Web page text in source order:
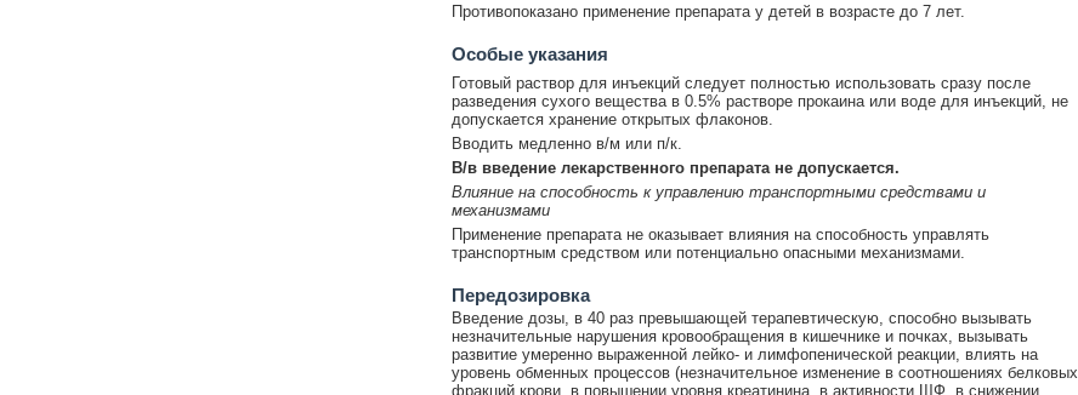
Противопоказано применение препарата у детей в возрасте до 7 лет.
Особые указания
Готовый раствор для инъекций следует полностью использовать сразу после
разведения сухого вещества в 0.5% растворе прокаина или воде для инъекций, не
допускается хранение открытых флаконов.
Вводить медленно в/м или п/к.
В/в введение лекарственного препарата не допускается.
Влияние на способность к управлению транспортными средствами и
механизмами
Применение препарата не оказывает влияния на способность управлять
транспортным средством или потенциально опасными механизмами.
Передозировка
Введение дозы, в 40 раз превышающей терапевтическую, способно вызывать
незначительные нарушения кровообращения в кишечнике и почках, вызывать
развитие умеренно выраженной лейко- и лимфопенической реакции, влиять на
уровень обменных процессов (незначительное изменение в соотношениях белковых
фракций крови, в повышении уровня креатинина, в активности ЩФ, в снижении